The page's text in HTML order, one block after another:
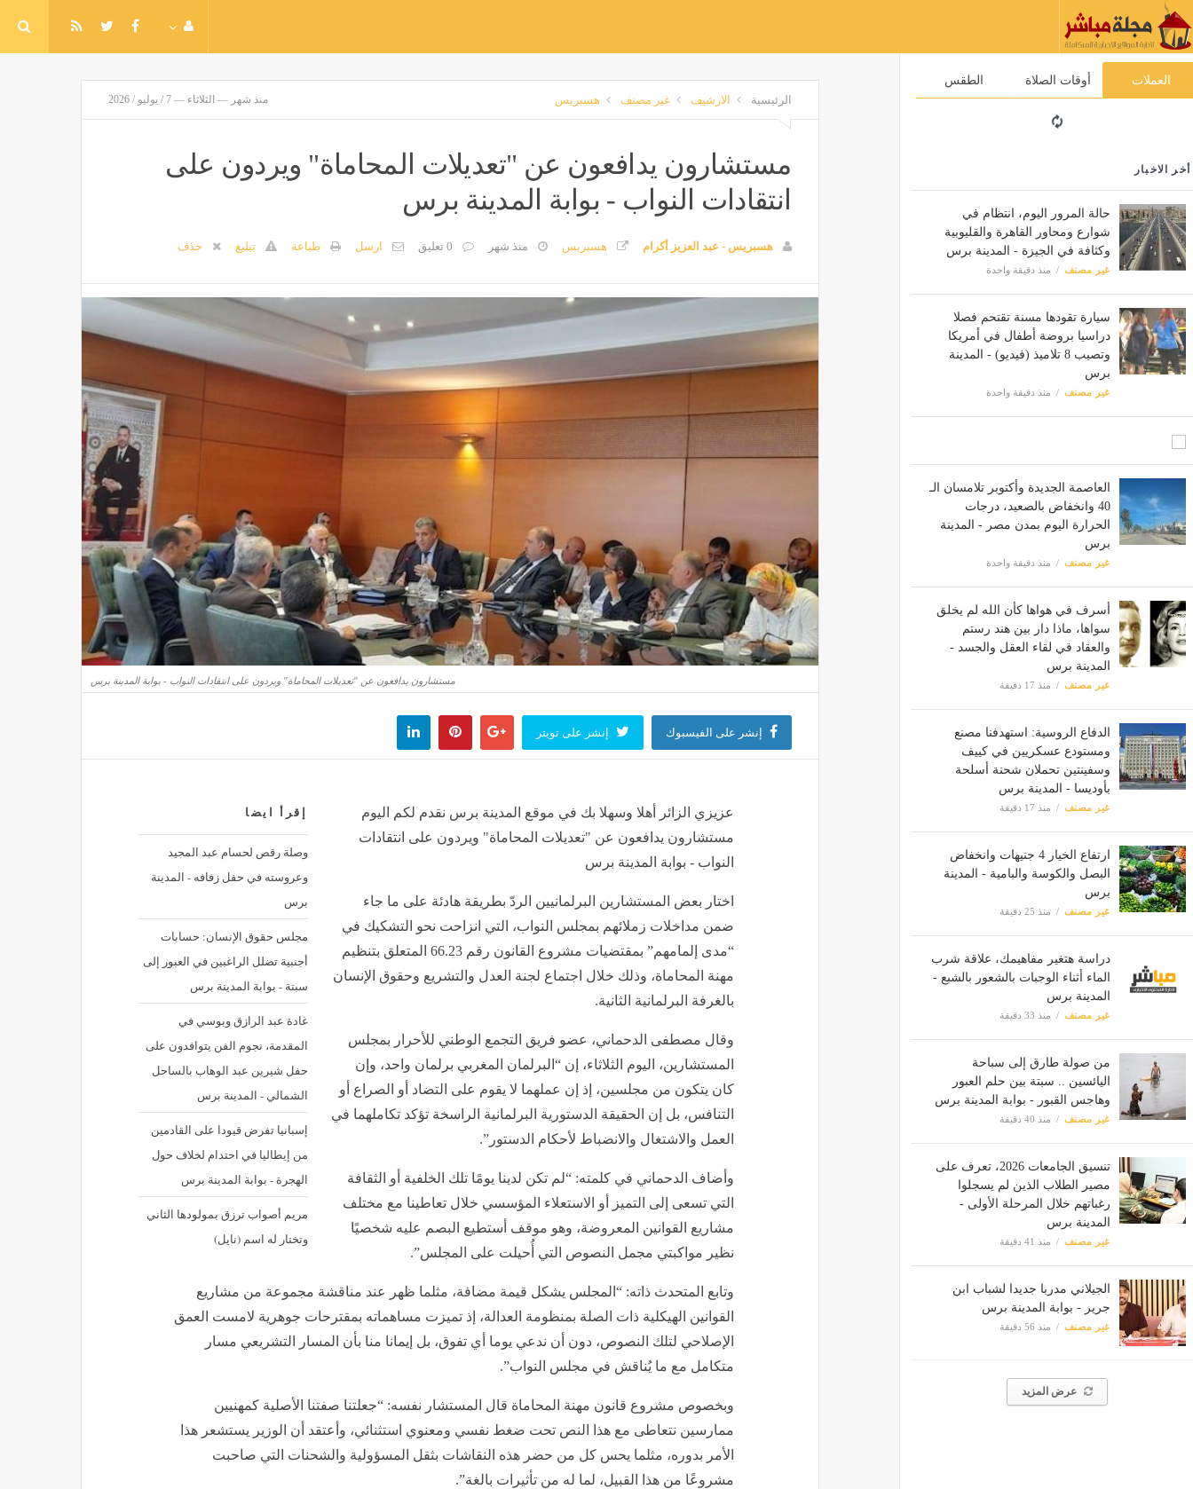
العملات أوقات الصلاة الطقس
أخر الاخبار
حالة المرور اليوم، انتظام في
شوارع ومحاور القاهرة والقليوبية
وكثافة في الجيزة - المدينة برس
غير مصنف منذ دقيقة واحدة
سيارة تقودها مسنة تقتحم فصلا
دراسيا بروضة أطفال في أمريكا
وتصيب 8 تلاميذ (فيديو) - المدينة
برس
غير مصنف منذ دقيقة واحدة
العاصمة الجديدة وأكتوبر تلامسان الـ
40 وانخفاض بالصعيد، درجات
الحرارة اليوم بمدن مصر - المدينة
برس
غير مصنف منذ دقيقة واحدة
أسرف في هواها كأن الله لم يخلق
سواها، ماذا دار بين هند رستم
والعقاد في لقاء العقل والجسد -
المدينة برس
غير مصنف منذ 17 دقيقة
الدفاع الروسية: استهدفنا مصنع
ومستودع عسكريين في كييف
وسفينتين تحملان شحنة أسلحة
بأوديسا - المدينة برس
غير مصنف منذ 17 دقيقة
ارتفاع الخيار 4 جنيهات وانخفاض
البصل والكوسة والبامية - المدينة
برس
غير مصنف منذ 25 دقيقة
دراسة هتغير مفاهيمك، علاقة شرب
الماء أثناء الوجبات بالشعور بالشبع -
المدينة برس
غير مصنف منذ 33 دقيقة
من صولة طارق إلى سباحة
اليائسين .. سبتة بين حلم العبور
وهاجس القبور - بوابة المدينة برس
غير مصنف منذ 40 دقيقة
تنسيق الجامعات 2026، تعرف على
مصير الطلاب الذين لم يسجلوا
رغباتهم خلال المرحلة الأولى -
المدينة برس
غير مصنف منذ 41 دقيقة
الجيلاني مدربا جديدا لشباب ابن
جرير - بوابة المدينة برس
غير مصنف منذ 56 دقيقة
عرض المزيد
الرئيسية الارشيف غير مصنف هسبريس منذ شهر — الثلاثاء — 7 / يوليو / 2026
مستشارون يدافعون عن "تعديلات المحاماة" ويردون على
انتقادات النواب - بوابة المدينة برس
هسبريس - عبد العزيز أكرام هسبريس منذ شهر 0 تعليق ارسل طباعة تبليغ حذف
مستشارون يدافعون عن "تعديلات المحاماة" ويردون على انتقادات النواب - بوابة المدينة برس
إنشر على الفيسبوك إنشر على تويتر
إقرأ ايضا
وصلة رقص لحسام عبد المجيد
وعروسته في حفل زفافه - المدينة
برس
مجلس حقوق الإنسان: حسابات
أجنبية تضلل الراغبين في العبور إلى
سبتة - بوابة المدينة برس
غادة عبد الرازق وبوسي في
المقدمة، نجوم الفن يتوافدون على
حفل شيرين عبد الوهاب بالساحل
الشمالي - المدينة برس
إسبانيا تفرض قيودا على القادمين
من إيطاليا في احتدام لخلاف حول
الهجرة - بوابة المدينة برس
مريم أصواب ترزق بمولودها الثاني
وتختار له اسم (نايل)
عزيزي الزائر أهلا وسهلا بك في موقع المدينة برس نقدم لكم اليوم
مستشارون يدافعون عن "تعديلات المحاماة" ويردون على انتقادات
النواب - بوابة المدينة برس
اختار بعض المستشارين البرلمانيين الردّ بطريقة هادئة على ما جاء
ضمن مداخلات زملائهم بمجلس النواب، التي انزاحت نحو التشكيك في
“مدى إلمامهم” بمقتضيات مشروع القانون رقم 66.23 المتعلق بتنظيم
مهنة المحاماة، وذلك خلال اجتماع لجنة العدل والتشريع وحقوق الإنسان
بالغرفة البرلمانية الثانية.
وقال مصطفى الدحماني، عضو فريق التجمع الوطني للأحرار بمجلس
المستشارين، اليوم الثلاثاء، إن “البرلمان المغربي برلمان واحد، وإن
كان يتكون من مجلسين، إذ إن عملهما لا يقوم على التضاد أو الصراع أو
التنافس، بل إن الحقيقة الدستورية البرلمانية الراسخة تؤكد تكاملهما في
العمل والاشتغال والانضباط لأحكام الدستور”.
وأضاف الدحماني في كلمته: “لم تكن لدينا يومًا تلك الخلفية أو الثقافة
التي تسعى إلى التميز أو الاستعلاء المؤسسي خلال تعاطينا مع مختلف
مشاريع القوانين المعروضة، وهو موقف أستطيع البصم عليه شخصيًا
نظير مواكبتي مجمل النصوص التي أُحيلت على المجلس”.
وتابع المتحدث ذاته: “المجلس يشكل قيمة مضافة، مثلما ظهر عند مناقشة مجموعة من مشاريع
القوانين الهيكلية ذات الصلة بمنظومة العدالة، إذ تميزت مساهماته بمقترحات جوهرية لامست العمق
الإصلاحي لتلك النصوص، دون أن ندعي يوما أي تفوق، بل إيمانا منا بأن المسار التشريعي مسار
متكامل مع ما يُناقش في مجلس النواب”.
وبخصوص مشروع قانون مهنة المحاماة قال المستشار نفسه: “جعلتنا صفتنا الأصلية كمهنيين
ممارسين نتعاطى مع هذا النص تحت ضغط نفسي ومعنوي استثنائي، وأعتقد أن الوزير يستشعر هذا
الأمر بدوره، مثلما يحس كل من حضر هذه النقاشات بثقل المسؤولية والشحنات التي صاحبت
مشروعًا من هذا القبيل، لما له من تأثيرات بالغة”.